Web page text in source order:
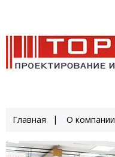
Главная О компании